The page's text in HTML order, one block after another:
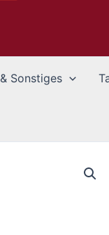
Sonstiges